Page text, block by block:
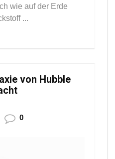
wie auf der Erde
...
von Hubble
0